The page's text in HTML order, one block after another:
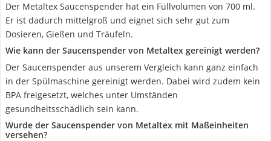
Der Metaltex Saucenspender hat ein Füllvolumen von 700 ml.
Er ist dadurch mittelgroß und eignet sich sehr gut zum
Dosieren, Gießen und Träufeln.
Wie kann der Saucenspender von Metaltex gereinigt werden?
Der Saucenspender aus unserem Vergleich kann ganz einfach
in der Spülmaschine gereinigt werden. Dabei wird zudem kein
BPA freigesetzt, welches unter Umständen
gesundheitsschädlich sein kann.
Wurde der Saucenspender von Metaltex mit Maßeinheiten
versehen?